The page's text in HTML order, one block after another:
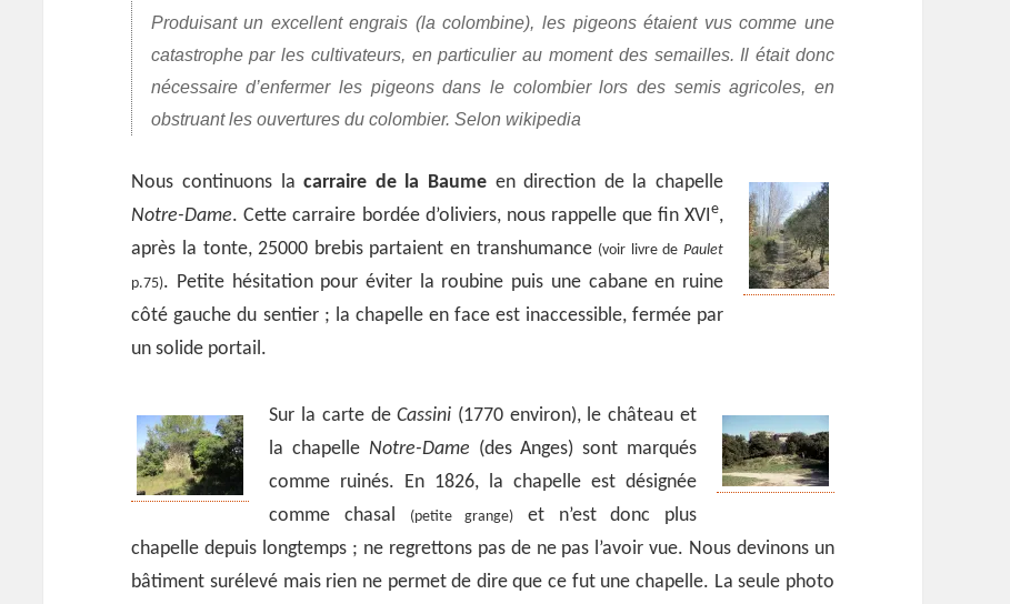
Produisant un excellent engrais (la colombine), les pigeons étaient vus comme une
catastrophe par les cultivateurs, en particulier au moment des semailles. Il était donc
nécessaire d’enfermer les pigeons dans le colombier lors des semis agricoles, en
obstruant les ouvertures du colombier. Selon wikipedia
Nous continuons lacarraire de la Baumeen direction de la chapelle
Notre-Dame. Cette carraire bordée d’oliviers, nous rappelle que fin XVIe,
après la tonte, 25000 brebis partaient en transhumance (voir livre de Paulet
p.75). Petite hésitation pour éviter la roubine puis une cabane en ruine
côté gauche du sentier ; la chapelle en face est inaccessible, fermée par
un solide portail.
Sur la carte deCassini (1770 environ), le château et
la chapelle Notre-Dame (des Anges) sont marqués
comme ruinés. En 1826, la chapelle est désignée
comme chasal
(petite grange)
et n’est donc plus
chapelle depuis longtemps ; ne regrettons pas de ne pas l’avoir vue. Nous devinons un
bâtiment surélevé mais rien ne permet de dire que ce fut une chapelle. La seule photo